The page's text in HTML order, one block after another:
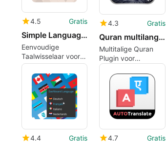
4.5 Gratis
Simple Language Switcher
Eenvoudige
Taalwisselaar voor
WordPress
4.3 Gratis
Quran multilanguage Text amp Audio
Multitalige Quran
Plugin voor
WordPress
4.4 Gratis 4.7 Gratis